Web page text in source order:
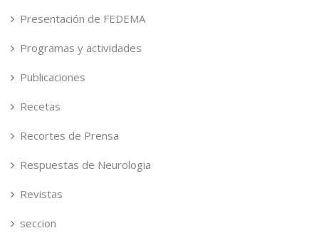
Presentación de FEDEMA
Programas y actividades
Publicaciones
Recetas
Recortes de Prensa
Respuestas de Neurologia
Revistas
seccion